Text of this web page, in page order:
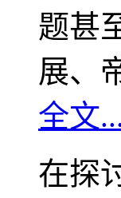
题甚
展、
全文
在探